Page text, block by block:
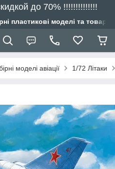
до 70% !!!!!!!!!!!!!!
пластикові моделі та
моделі авіації 1/72 Літаки